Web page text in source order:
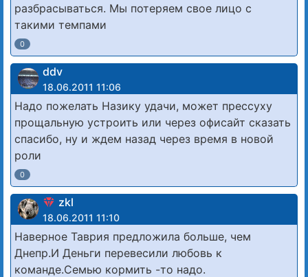
разбрасываться. Мы потеряем свое лицо с
такими темпами
0
ddv
18.06.2011 11:06
Надо пожелать Назику удачи, может прессуху
прощальную устроить или через офисайт сказать
спасибо, ну и ждем назад через время в новой
роли
0
zkl
18.06.2011 11:10
Наверное Таврия предложила больше, чем
Днепр.И Деньги перевесили любовь к
команде.Семью кормить -то надо.